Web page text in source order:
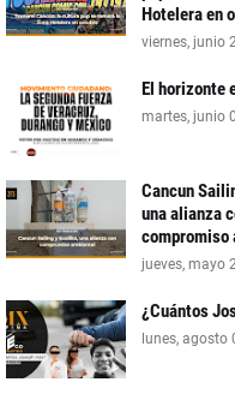
Hotelera en
viernes, junio
El horizonte
martes, junio
Cancun
una alianza
compromiso
jueves, mayo
¿Cuántos
lunes, agosto